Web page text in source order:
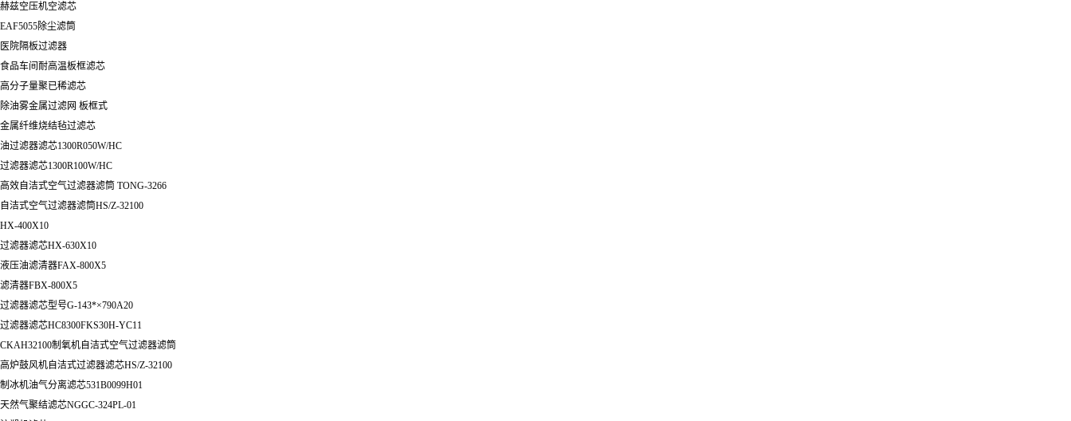
赫兹空压机空滤芯
EAF5055除尘滤筒
医院隔板过滤器
食品车间耐高温板框滤芯
高分子量聚已稀滤芯
除油雾金属过滤网 板框式
金属纤维烧结毡过滤芯
油过滤器滤芯1300R050W/HC
过滤器滤芯1300R100W/HC
高效自洁式空气过滤器滤筒 TONG-3266
自洁式空气过滤器滤筒HS/Z-32100
HX-400X10
过滤器滤芯HX-630X10
液压油滤清器FAX-800X5
滤清器FBX-800X5
过滤器滤芯型号G-143*×790A20
过滤器滤芯HC8300FKS30H-YC11
CKAH32100制氧机自洁式空气过滤器滤筒
高炉鼓风机自洁式过滤器滤芯HS/Z-32100
制冰机油气分离滤芯531B0099H01
天然气聚结滤芯NGGC-324PL-01